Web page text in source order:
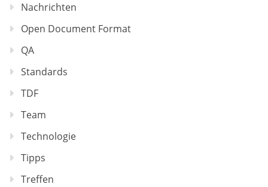
Nachrichten
Open Document Format
QA
Standards
TDF
Team
Technologie
Tipps
Treffen